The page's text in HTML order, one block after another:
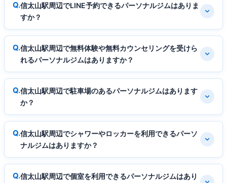
信太山駅周辺でLINE予約できるパーソナルジムはありま
すか？
信太山駅周辺で無料体験や無料カウンセリングを受けら
れるパーソナルジムはありますか？
信太山駅周辺で駐車場のあるパーソナルジムはあります
か？
信太山駅周辺でシャワーやロッカーを利用できるパーソ
ナルジムはありますか？
信太山駅周辺で個室を利用できるパーソナルジムはあり